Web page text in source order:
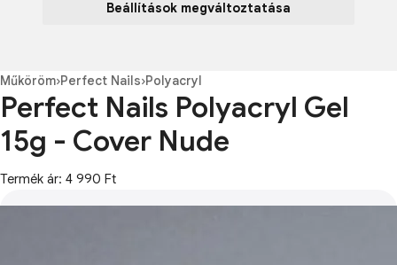
Beállítások megváltoztatása
Műköröm›Perfect Nails›Polyacryl
Perfect Nails Polyacryl Gel
15g - Cover Nude
Termék ár: 4 990 Ft